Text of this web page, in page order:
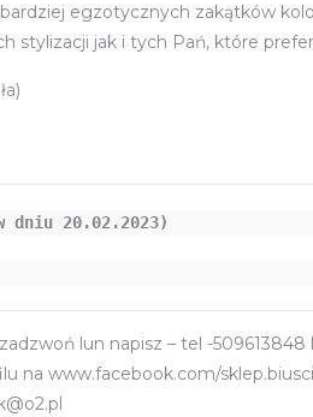
egzotycznych zakątków
stylizacji jak i tych Pań, które
dniu 20.02.2023)
lun napisz – tel -509613848
na www.facebook.com/